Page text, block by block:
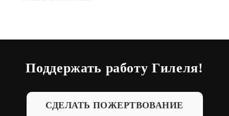
Поддержать работу Гилеля!
СДЕЛАТЬ ПОЖЕРТВОВАНИЕ